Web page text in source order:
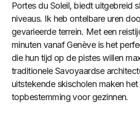
Portes du Soleil, biedt uitgebreid
niveaus. Ik heb ontelbare uren
gevarieerde terrein. Met een
minuten vanaf Genève is het
die hun tijd op de pistes willen
traditionele Savoyaardse
uitstekende skischolen maken het
topbestemming voor gezinnen.